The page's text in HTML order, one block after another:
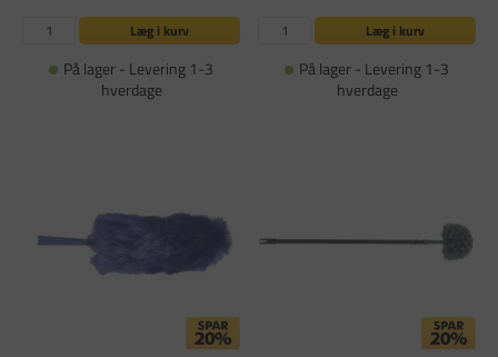
Læg i kurv
På lager - Levering 1-3
hverdage
Læg i kurv
På lager - Levering 1-3
hverdage